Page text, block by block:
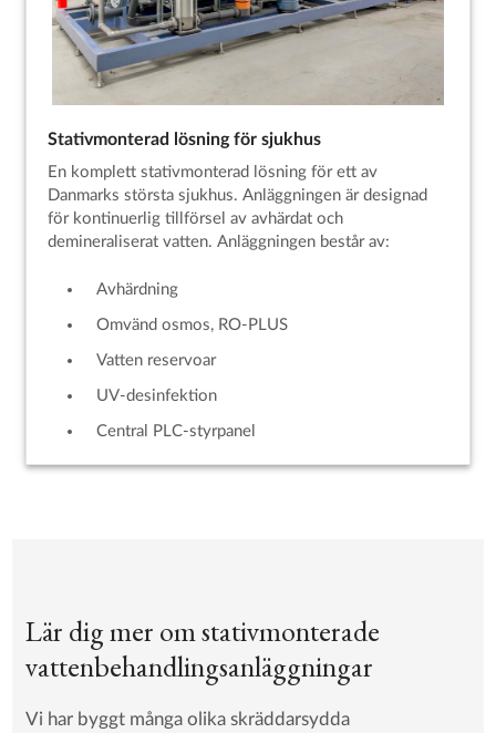
Stativmonterad lösning för sjukhus
En komplett stativmonterad lösning för ett av
Danmarks största sjukhus. Anläggningen är designad
för kontinuerlig tillförsel av avhärdat och
demineraliserat vatten. Anläggningen består av:
Avhärdning
Omvänd osmos, RO-PLUS
Vatten reservoar
UV-desinfektion
Central PLC-styrpanel
Lär dig mer om stativmonterade
vattenbehandlingsanläggningar
Vi har byggt många olika skräddarsydda